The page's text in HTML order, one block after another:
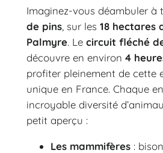
Imaginez-vous déambuler à
de pins, sur les 18 hectares
Palmyre. Lecircuit fléché
découvre en environ 4
profiter pleinement de cette
unique en France. Chaque
incroyable diversité
petit aperçu :
Les mammifères: bison